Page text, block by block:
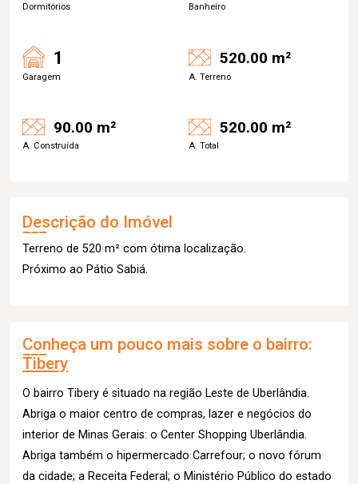
Dormitórios Banheiro
1
Garagem
520.00 m²
A. Terreno
90.00 m²
A. Construída
520.00 m²
A. Total
Descrição do Imóvel
Terreno de 520 m² com ótima localização.
Próximo ao Pátio Sabiá.
Conheça um pouco mais sobre o bairro:
Tibery
O bairro Tibery é situado na região Leste de Uberlândia.
Abriga o maior centro de compras, lazer e negócios do
interior de Minas Gerais: o Center Shopping Uberlândia.
Abriga também o hipermercado Carrefour; o novo fórum
da cidade; a Receita Federal; o Ministério Público do estado